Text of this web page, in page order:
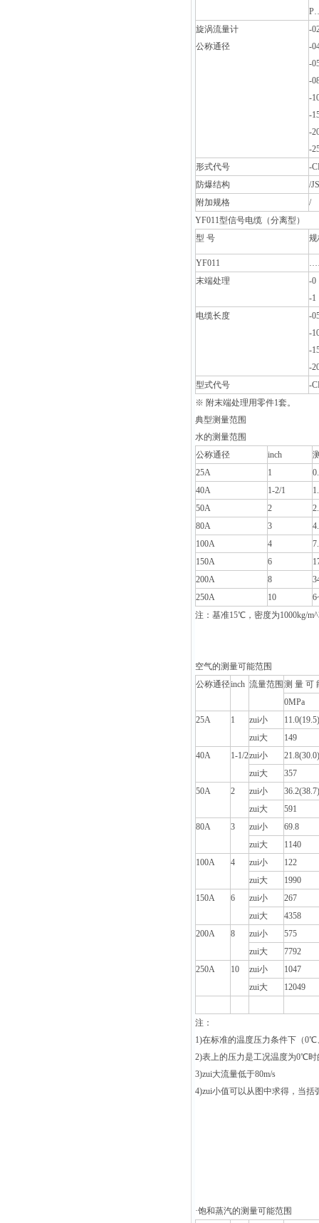
旋涡流量计
公称通径
-
-
-
-
-
-
-
-
形式代号
-
防爆结构
/
附加规格
/
YF011型信号电缆（分离型）
型 号
YF011
末端处理
-
-
电缆长度
-
-
-
-
型式代号
-
※ 附末端处理用零件1套。
典型测量范围
水的测量范围
公称通径
inch
25A
1
40A
1-2/1
50A
2
80A
3
100A
4
150A
6
200A
8
250A
10
注：基准15℃，密度为1000kg/
空气的测量可能范围
公称通径inch 流量范围 测 量 可
0MPa
25A
1 zui小
11.0(19.5)
zui大
149
40A
1-1/2zui小
21.8(30.0)
zui大
357
50A
2 zui小
36.2(38.7)
zui大
591
80A
3 zui小
69.8
zui大
1140
100A
4 zui小
122
zui大
1990
150A
6 zui小
267
zui大
4358
200A
8 zui小
575
zui大
7792
250A
10 zui小
1047
zui大
12049
注：
1)在标准的温度压力条件下（0℃
2)表上的压力是工况温度为0℃时
3)zui大流量低于80m/s
4)zui小值可以从图中求得，当括
·饱和蒸汽的测量可能范围